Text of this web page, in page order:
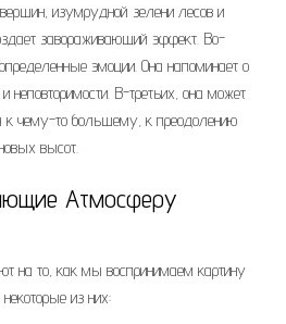
изумрудной зелени лесов и
завораживающий эффект. Во-
эмоции. Она напоминает о
неповторимости. В-третьих, она может
к чему-то большему, к преодолению
высот.
Атмосферу
на то, как мы воспринимаем картину
из них: